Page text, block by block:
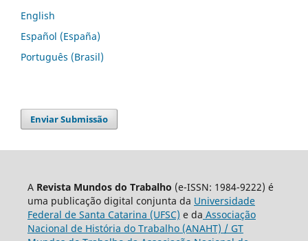
English
Español (España)
Português (Brasil)
Enviar Submissão
A Revista Mundos do Trabalho (e-ISSN: 1984-9222) é
uma publicação digital conjunta da Universidade
Federal de Santa Catarina (UFSC) e da Associação
Nacional de História do Trabalho (ANAHT) / GT